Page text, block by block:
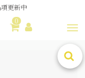
更新中
😆備餐原來可以這麼輕鬆🎌KEWPIE介護食🍱營養均衡
0